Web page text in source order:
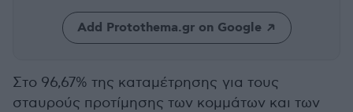
Add Protothema.gr on Google
Στο 96,67% της καταμέτρησης για τους
σταυρούς προτίμησης των κομμάτων και των